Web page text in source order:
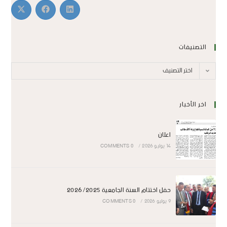
التصنيفات
اختر التصنيف
اخر الأخبار
اعلان
14 يوليو 2026 /
0 COMMENTS
حفل اختتام السنة الجامعية 2026/2025
9 يوليو 2026 /
0 COMMENTS